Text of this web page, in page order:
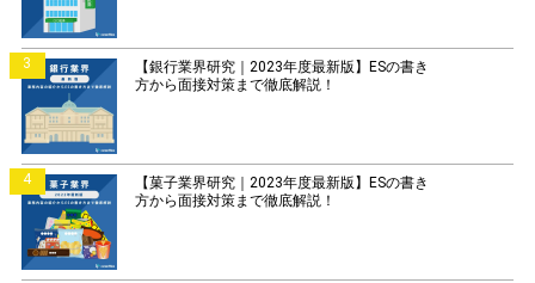
3
【銀行業界研究｜2023年度最新版】ESの書き
方から面接対策まで徹底解説！
4
【菓子業界研究｜2023年度最新版】ESの書き
方から面接対策まで徹底解説！